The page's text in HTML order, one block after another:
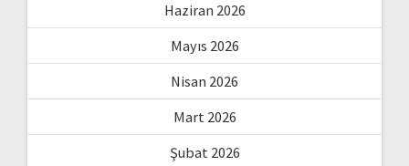
Haziran 2026
Mayıs 2026
Nisan 2026
Mart 2026
Şubat 2026